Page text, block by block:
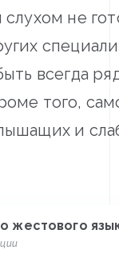
не
всегда
того,
и
жестового